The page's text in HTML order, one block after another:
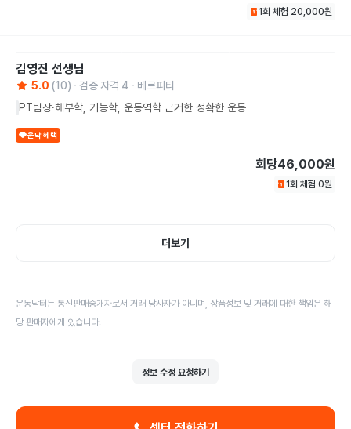
1회 체험 20,000원
김영진 선생님
5.0 (10) 검증 자격 4
베르피티
PT팀장·해부학, 기능학, 운동역학 근거한 정확한 운동
운닥 혜택
회당46,000원
1회 체험 0원
더보기
운동닥터는 통신판매중개자로서 거래 당사자가 아니며, 상품정보 및 거래에 대한 책임은 해
당 판매자에게 있습니다.
정보 수정 요청하기